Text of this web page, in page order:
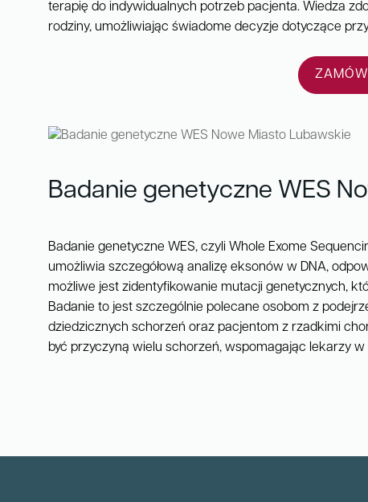
terapię do indywidualnych potrzeb pacjenta. Wiedza
rodziny, umożliwiając świadome decyzje dotyczące
Badanie genetyczne WES
Badanie genetyczne WES, czyli Whole Exome
umożliwia szczegółową analizę eksonów w DNA,
możliwe jest zidentyfikowanie mutacji genetycznych,
Badanie to jest szczególnie polecane osobom z
dziedzicznych schorzeń oraz pacjentom z rzadkimi
być przyczyną wielu schorzeń, wspomagając lekarzy